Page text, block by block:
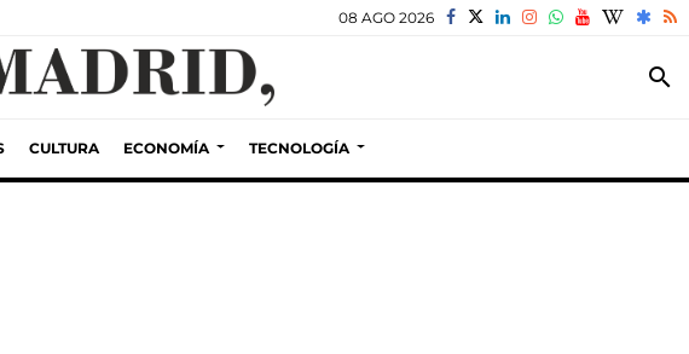
08 AGO 2026
search
CULTURA ECONOMÍA TECNOLOGÍA